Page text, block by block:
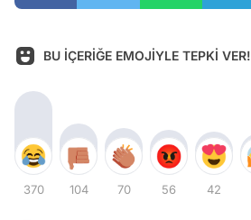
BU İÇERİĞE EMOJİYLE TEPKİ VER!
370 104 70 56 42